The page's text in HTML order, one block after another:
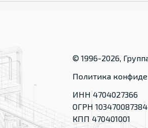
© 1996-2026,
Политика
ИНН 4704027366
ОГРН
КПП 470401001